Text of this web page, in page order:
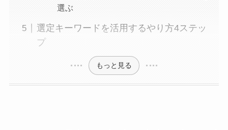
選ぶ
選定キーワードを活用するやり方4ステッ
プ
もっと見る